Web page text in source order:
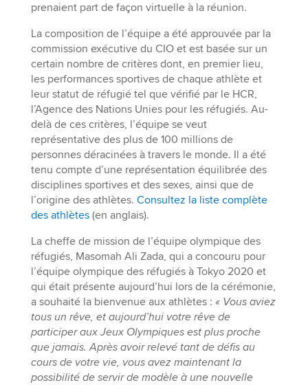
prenaient part de façon virtuelle à la réunion.
La composition de l’équipe a été approuvée par la
commission exécutive du CIO et est basée sur un
certain nombre de critères dont, en premier lieu,
les performances sportives de chaque athlète et
leur statut de réfugié tel que vérifié par le HCR,
l’Agence des Nations Unies pour les réfugiés. Au-
delà de ces critères, l’équipe se veut
représentative des plus de 100 millions de
personnes déracinées à travers le monde. Il a été
tenu compte d’une représentation équilibrée des
disciplines sportives et des sexes, ainsi que de
l’origine des athlètes. Consultez la liste complète
des athlètes(en anglais).
La cheffe de mission de l’équipe olympique des
réfugiés, Masomah Ali Zada, qui a concouru pour
l’équipe olympique des réfugiés à Tokyo 2020 et
qui était présente aujourd’hui lors de la cérémonie,
a souhaité la bienvenue aux athlètes : « Vous aviez
tous un rêve, et aujourd’hui votre rêve de
participer aux Jeux Olympiques est plus proche
que jamais. Après avoir relevé tant de défis au
cours de votre vie, vous avez maintenant la
possibilité de servir de modèle à une nouvelle